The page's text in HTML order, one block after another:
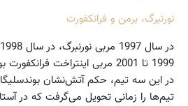
نورنبرگ، برمن و فرانکفورت
1999 تا 2001 مربی اینتراخت
در این سه تیم، حکم آتش‌نشان
تیم‌ها را زمانی تحویل می‌گرفت که در